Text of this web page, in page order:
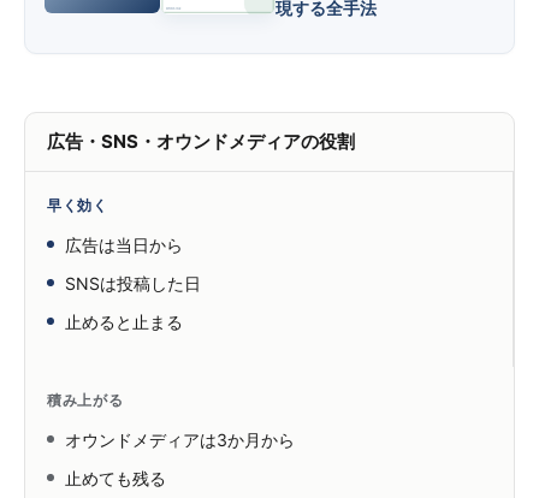
現する全手法
広告・SNS・オウンドメディアの役割
早く効く
広告は当日から
SNSは投稿した日
止めると止まる
積み上がる
オウンドメディアは3か月から
止めても残る